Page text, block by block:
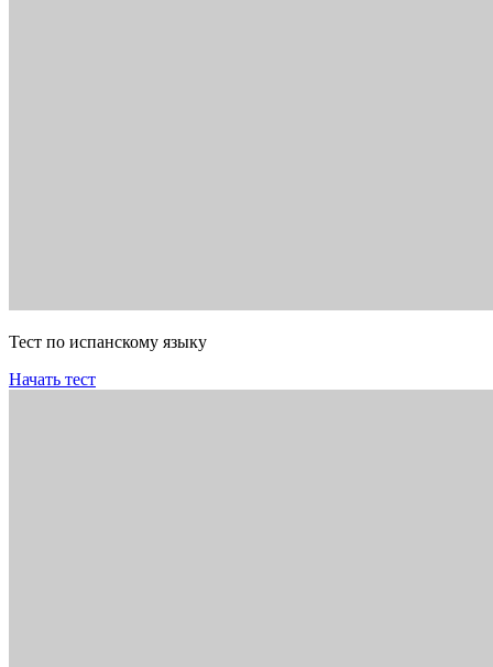
Тест по испанскому языку
Начать тест